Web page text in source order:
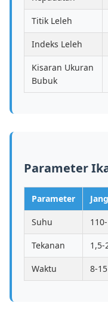
Titik Leleh
Indeks Leleh
Kisaran Ukuran
Bubuk
Parameter
Parameter
Suhu
Tekanan 1,5-
Waktu 8-